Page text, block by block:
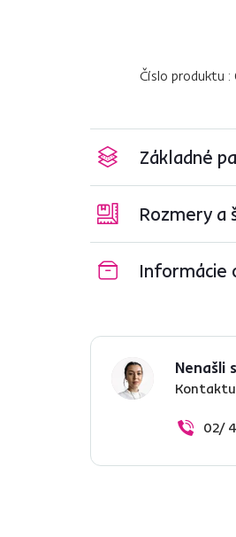
Číslo produktu
Základné
Rozmery a
Informácie
Nenašli
02/